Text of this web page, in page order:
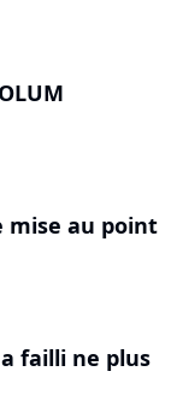
mise au point
failli ne plus